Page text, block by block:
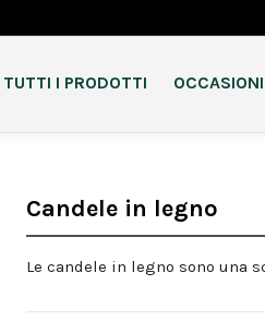
TUTTI I PRODOTTI
Candele in legno
Le candele in legno sono una